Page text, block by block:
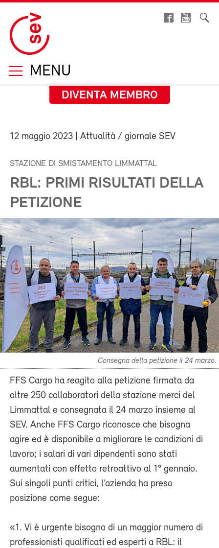
MENU
DIVENTA MEMBRO
12 maggio 2023 | Attualità / giornale SEV
STAZIONE DI SMISTAMENTO LIMMATTAL
RBL: PRIMI RISULTATI DELLA
PETIZIONE
Consegna della petizione il 24 marzo.
FFS Cargo ha reagito alla petizione firmata da
oltre 250 collaboratori della stazione merci del
Limmattal e consegnata il 24 marzo insieme al
SEV. Anche FFS Cargo riconosce che bisogna
agire ed è disponibile a migliorare le condizioni di
lavoro; i salari di vari dipendenti sono stati
aumentati con effetto retroattivo al 1° gennaio.
Sui singoli punti critici, l’azienda ha preso
posizione come segue:
«1. Vi è urgente bisogno di un maggior numero di
professionisti qualificati ed esperti a RBL: il